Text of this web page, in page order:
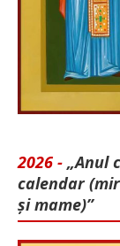
2026 - „Anul
calendar
și mame)”